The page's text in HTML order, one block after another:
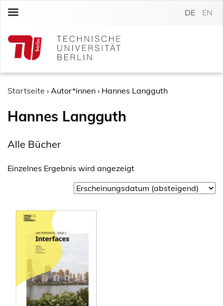
c
DE EN
Startseite › Autor*innen › Hannes Langguth
Hannes Langguth
Alle Bücher
Einzelnes Ergebnis wird angezeigt